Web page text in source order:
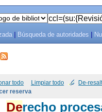
Búsqueda de autoridades
todo Limpiar todo De-
Derecho